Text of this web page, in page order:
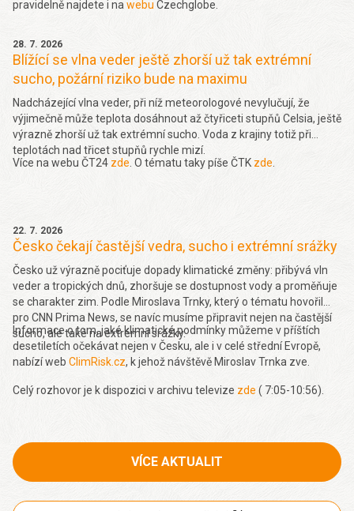
pravidelně najdete i na webu Czechglobe.
28. 7. 2026
Blížící se vlna veder ještě zhorší už tak extrémní
sucho, požární riziko bude na maximu
Nadcházející vlna veder, při níž meteorologové nevylučují, že
výjimečně může teplota dosáhnout až čtyřiceti stupňů Celsia, ještě
výrazně zhorší už tak extrémní sucho. Voda z krajiny totiž při
teplotách nad třicet stupňů rychle mizí.
Více na webu ČT24 zde . O tématu taky píše ČTK zde
22. 7. 2026
Česko čekají častější vedra, sucho i extrémní srážky
Česko už výrazně pociťuje dopady klimatické změny: přibývá vln
veder a tropických dnů, zhoršuje se dostupnost vody a proměňuje
se charakter zim. Podle Miroslava Trnky, který o tématu hovořil
pro CNN Prima News, se navíc musíme připravit nejen na častější
sucho, ale také na extrémní srážky.
Informace o tom, jaké klimatické podmínky můžeme v příštích
desetiletích očekávat nejen v Česku, ale i v celé střední Evropě,
nabízí web ClimRisk.cz, k jehož návštěvě Miroslav Trnka zve.
Celý rozhovor je k dispozici v archivu televize zde ( 7:05-10:56).
VÍCE AKTUALIT